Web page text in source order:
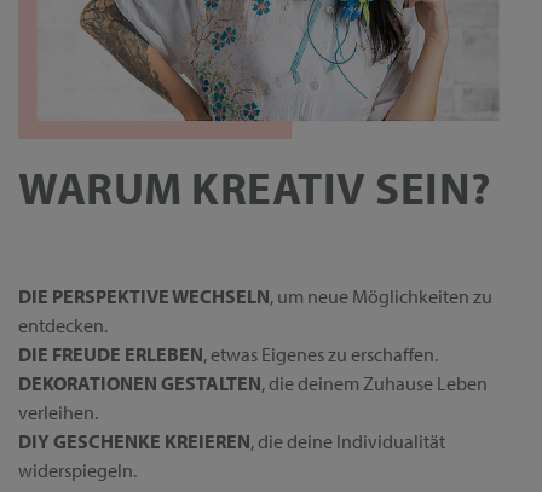
WARUM KREATIV SEIN?
DIE PERSPEKTIVE WECHSELN, um neue Möglichkeiten zu
entdecken.
DIE FREUDE ERLEBEN, etwas Eigenes zu erschaffen.
DEKORATIONEN GESTALTEN, die deinem Zuhause Leben
verleihen.
DIY GESCHENKE KREIEREN, die deine Individualität
widerspiegeln.